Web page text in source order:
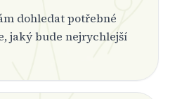
dohledat potřebné
jaký bude nejrychlejší